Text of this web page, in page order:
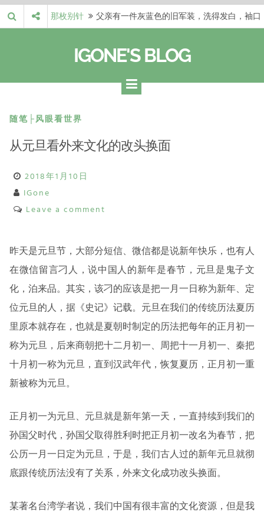
Skip
to
那枚别针
父亲有一件灰蓝色的旧军装，洗得发白，袖口
自己的生活和命…
梁冬 |…
梁冬：有一些人在某个阶段掌握了第一性原
理，完成了一次彻…
梁冬 |…
梁冬：总还有那么百分之一的人，既不努力，
IGONE'S BLOG
随笔├风眼看世界
从元旦看外来文化的改头换面
2018年1月10日
IGone
Leave a comment
昨天是元旦节，大部分短信、微信都是说新年快乐，也有人
在微信留言刁人，说中国人的新年是春节，元旦是鬼子文
化，泊来品。其实，该刁的应该是把一月一日称为新年、定
位元旦的人，据《史记》记载。元旦在我们的传统历法夏历
里原本就存在，也就是夏朝时制定的历法把每年的正月初一
称为元旦，后来商朝把十二月初一、周把十一月初一、秦把
十月初一称为元旦，直到汉武年代，恢复夏历，正月初一重
新被称为元旦。
正月初一为元旦、元旦就是新年第一天，一直持续到我们的
孙国父时代，孙国父取得胜利时把正月初一改名为春节，把
公历一月一日定为元旦，于是，我们古人过的新年元旦就彻
底跟传统历法没有了关系，外来文化成功改头换面。
某著名台湾学者说，我们中国有很丰富的文化资源，但是我